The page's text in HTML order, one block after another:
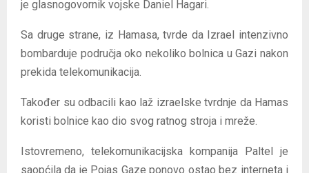
je glasnogovornik vojske Daniel Hagari.
Sa druge strane, iz Hamasa, tvrde da Izrael intenzivno
bombarduje područja oko nekoliko bolnica u Gazi nakon
prekida telekomunikacija.
Također su odbacili kao laž izraelske tvrdnje da Hamas
koristi bolnice kao dio svog ratnog stroja i mreže.
Istovremeno, telekomunikacijska kompanija Paltel je
saopćila da je Pojas Gaze ponovo ostao bez interneta i